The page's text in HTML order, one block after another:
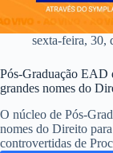
sexta-feira, 30,
Pós-Graduação EAD
grandes nomes do
O núcleo de Pós-
nomes do Direito
controvertidas de